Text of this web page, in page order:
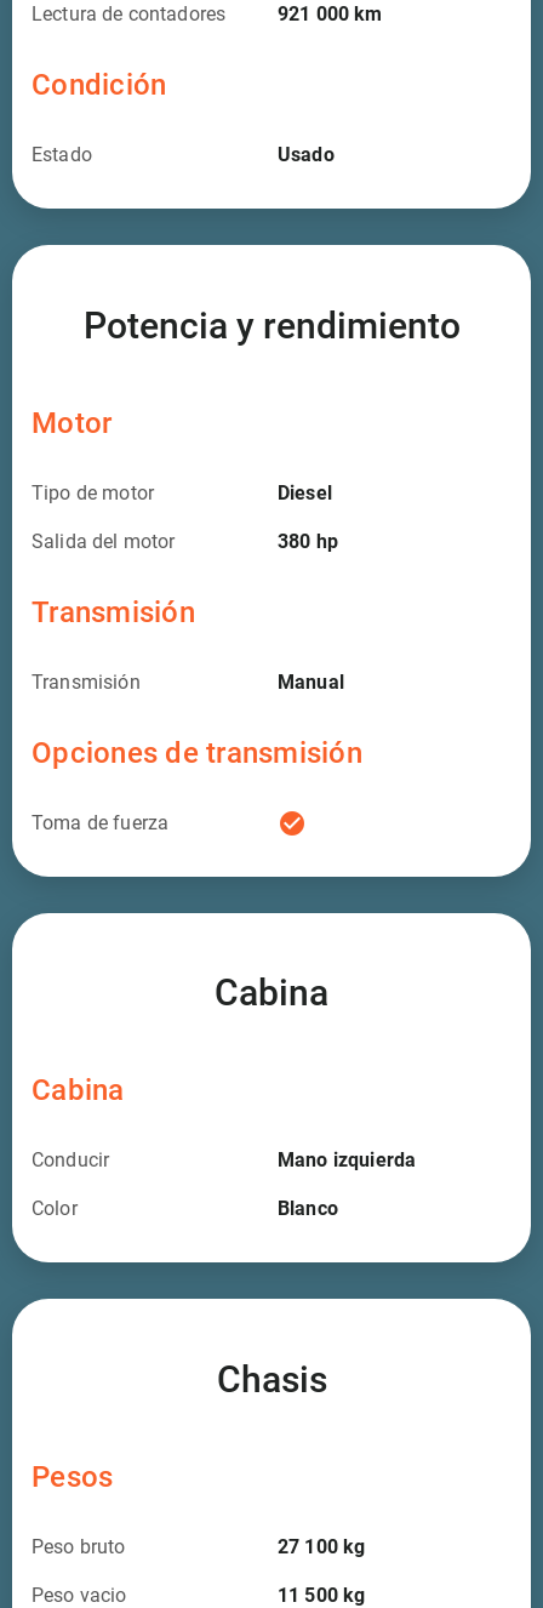
Lectura de contadores 921 000km
Condición
Estado Usado
Potencia y rendimiento
Motor
Tipo de motor Diesel
Salida del motor 380 hp
Transmisión
Transmisión Manual
Opciones de transmisión
Toma de fuerza check_circle
Cabina
Cabina
Conducir Mano izquierda
Color Blanco
Chasis
Pesos
Peso bruto 27 100kg
Peso vacio 11 500kg